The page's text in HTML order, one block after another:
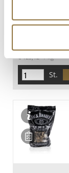
€ 9,85*
€ 123,12*/ kg
St.